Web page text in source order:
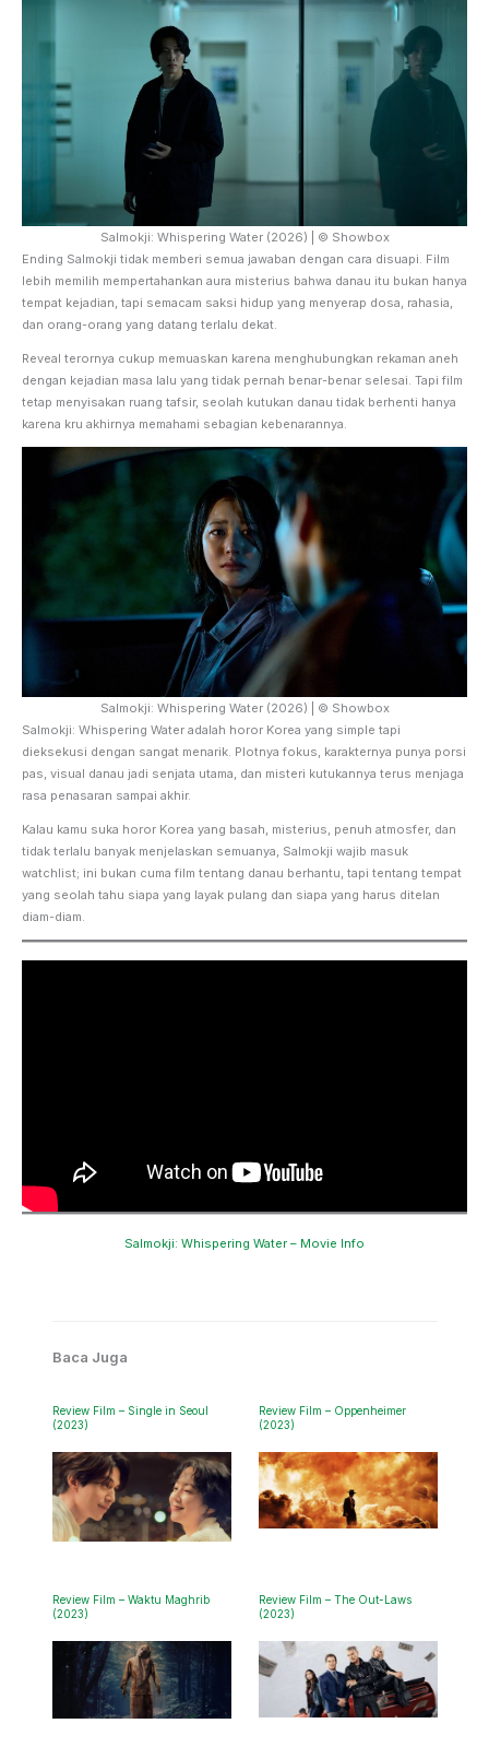
Salmokji: Whispering Water (2026) | © Showbox
Ending Salmokji tidak memberi semua jawaban dengan cara disuapi. Film
lebih memilih mempertahankan aura misterius bahwa danau itu bukan hanya
tempat kejadian, tapi semacam saksi hidup yang menyerap dosa, rahasia,
dan orang-orang yang datang terlalu dekat.
Reveal terornya cukup memuaskan karena menghubungkan rekaman aneh
dengan kejadian masa lalu yang tidak pernah benar-benar selesai. Tapi film
tetap menyisakan ruang tafsir, seolah kutukan danau tidak berhenti hanya
karena kru akhirnya memahami sebagian kebenarannya.
Salmokji: Whispering Water (2026) | © Showbox
Salmokji: Whispering Water adalah horor Korea yang simple tapi
dieksekusi dengan sangat menarik. Plotnya fokus, karakternya punya porsi
pas, visual danau jadi senjata utama, dan misteri kutukannya terus menjaga
rasa penasaran sampai akhir.
Kalau kamu suka horor Korea yang basah, misterius, penuh atmosfer, dan
tidak terlalu banyak menjelaskan semuanya, Salmokji wajib masuk
watchlist; ini bukan cuma film tentang danau berhantu, tapi tentang tempat
yang seolah tahu siapa yang layak pulang dan siapa yang harus ditelan
diam-diam.
Salmokji: Whispering Water – Movie Info
Baca Juga
Review Film – Single in Seoul
(2023)
Review Film – Oppenheimer
(2023)
Review Film – Waktu Maghrib
(2023)
Review Film – The Out-Laws
(2023)